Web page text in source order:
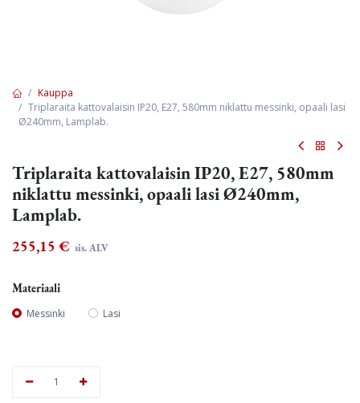
Kauppa
Triplaraita kattovalaisin IP20, E27, 580mm niklattu messinki, opaali lasi
Ø240mm, Lamplab.
Triplaraita kattovalaisin IP20, E27, 580mm
niklattu messinki, opaali lasi Ø240mm,
Lamplab.
255,15 € sis. ALV
Materiaali
Messinki Lasi